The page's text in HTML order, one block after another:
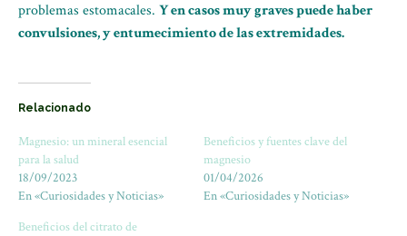
problemas estomacales. Y en casos muy graves puede haber
convulsiones, y entumecimiento de las extremidades.
Relacionado
Magnesio: un mineral esencial
para la salud
18/09/2023
En «Curiosidades y Noticias»
Beneficios y fuentes clave del
magnesio
01/04/2026
En «Curiosidades y Noticias»
Beneficios del citrato de